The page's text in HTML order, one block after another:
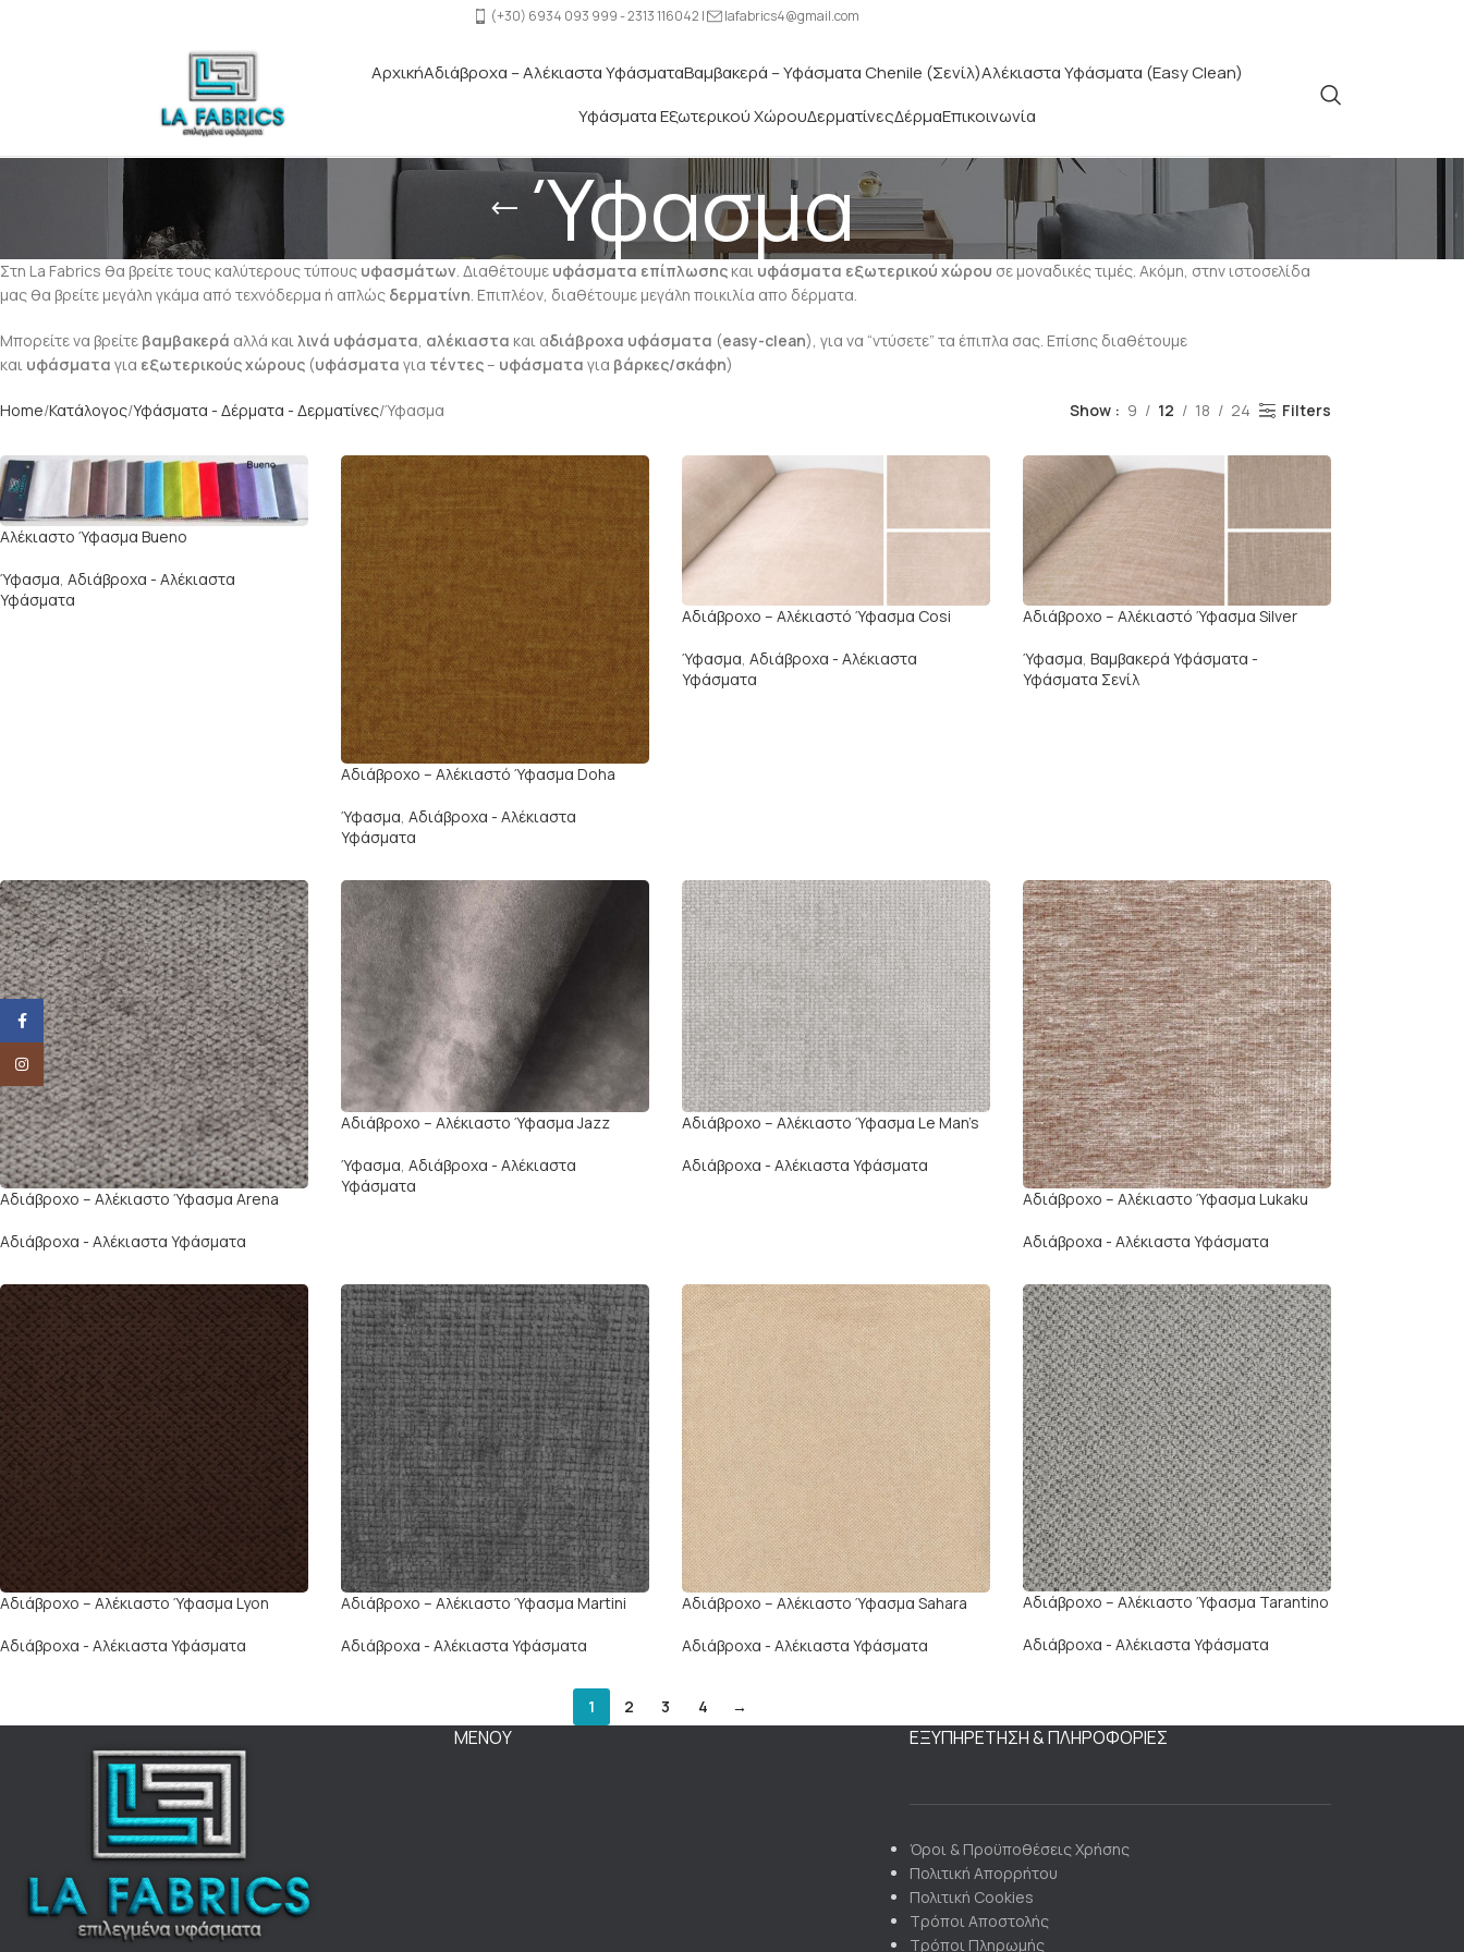
(+30) 6934 093 999 - 2313 116042 | lafabrics4@gmail.com
ΑρχικήΑδιάβροχα – Αλέκιαστα ΥφάσματαΒαμβακερά – Υφάσματα Chenile (Σενίλ)Αλέκιαστα Υφάσματα (Easy Clean)
Υφάσματα Εξωτερικού ΧώρουΔερματίνεςΔέρμαΕπικοινωνία
Ύφασμα
Στη La Fabrics θα βρείτε τους καλύτερους τύπους υφασμάτων. Διαθέτουμε υφάσματα επίπλωσης και υφάσματα εξωτερικού χώρου σε μοναδικές τιμές. Ακόμη, στην ιστοσελίδα
μας θα βρείτε μεγάλη γκάμα από τεχνόδερμα ή απλώς δερματίνη. Επιπλέον, διαθέτουμε μεγάλη ποικιλία απο δέρματα.
Μπορείτε να βρείτε βαμβακερά αλλά καιλινά υφάσματα, αλέκιαστα και αδιάβροχα υφάσματα (easy-clean), για να “ντύσετε” τα έπιπλα σας. Επίσης διαθέτουμε
και υφάσματα για εξωτερικούς χώρους (υφάσματα για τέντες – υφάσματα για βάρκες/σκάφη)
Home Κατάλογος Υφάσματα - Δέρματα - Δερματίνες Ύφασμα Show 9 12 18 24 Filters
Aλέκιαστο Ύφασμα Bueno
Ύφασμα, Αδιάβροχα - Αλέκιαστα
Υφάσματα
Αδιάβρoχο – Αλέκιαστό Ύφασμα Doha
Ύφασμα, Αδιάβροχα - Αλέκιαστα
Υφάσματα
Αδιάβρoχο – Αλέκιαστό Ύφασμα Cosi
Ύφασμα Αδιάβροχα - Αλέκιαστα
Υφάσματα
Αδιάβρoχο – Αλέκιαστό Ύφασμα Silver
Ύφασμα Βαμβακερά Υφάσματα -
Υφάσματα Σενίλ
Αδιάβροχο – Αλέκιαστο Ύφασμα Arena
Αδιάβροχα - Αλέκιαστα Υφάσματα
Αδιάβροχο – Αλέκιαστο Ύφασμα Jazz
Ύφασμα Αδιάβροχα - Αλέκιαστα
Υφάσματα
Αδιάβροχο – Αλέκιαστο Ύφασμα Le Man’s
Αδιάβροχα - Αλέκιαστα Υφάσματα
Αδιάβροχο – Αλέκιαστο Ύφασμα Lukaku
Αδιάβροχα - Αλέκιαστα Υφάσματα
Αδιάβροχο – Αλέκιαστο Ύφασμα Lyon
Αδιάβροχα - Αλέκιαστα Υφάσματα
Αδιάβροχο – Αλέκιαστο Ύφασμα Martini
Αδιάβροχα - Αλέκιαστα Υφάσματα
Αδιάβροχο – Αλέκιαστο Ύφασμα Sahara
Αδιάβροχα - Αλέκιαστα Υφάσματα
Αδιάβροχο – Αλέκιαστο Ύφασμα Tarantino
Αδιάβροχα - Αλέκιαστα Υφάσματα
1 2 3 4 →
ΜΕΝΟΥ ΕΞΥΠΗΡΕΤΗΣΗ & ΠΛΗΡΟΦΟΡΙΕΣ
Όροι & Προϋποθέσεις Χρήσης
Πολιτική Απορρήτου
Πολιτική Cookies
Τρόποι Αποστολής
Τρόποι Πληρωμής
Facebook
Instagram